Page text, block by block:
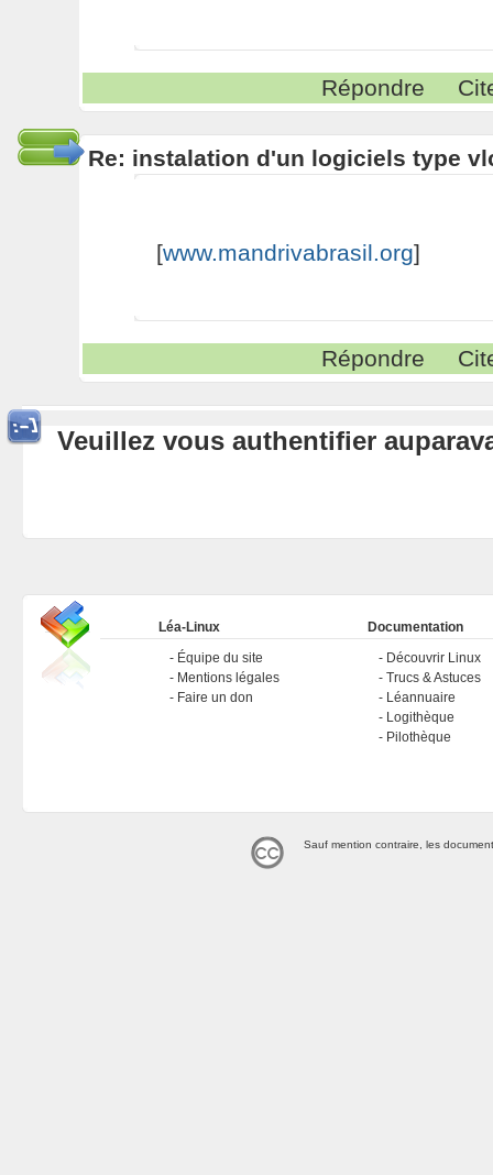
Répondre
Re: instalation d'un logiciels type
[www.mandrivabrasil.org]
Répondre
Veuillez vous authentifier
Léa-Linux
Équipe du site
Mentions légales
Faire un don
Documentation
Découvrir Linux
Trucs & Astuces
Léannuaire
Logithèque
Pilothèque
Sauf mention contraire, les